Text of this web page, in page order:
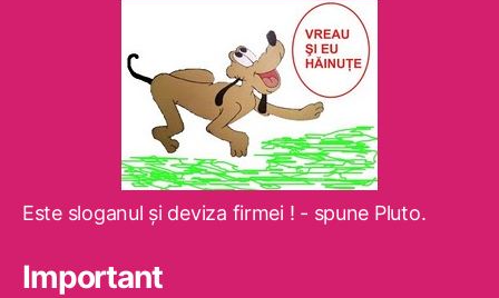
Este sloganul şi deviza firmei ! - spune Pluto.
Important